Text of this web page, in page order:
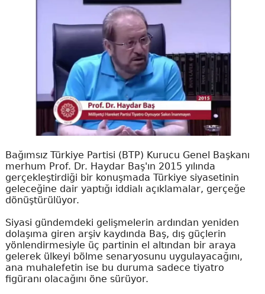
Bağımsız Türkiye Partisi (BTP) Kurucu Genel Başkanı
merhum Prof. Dr. Haydar Baş'ın 2015 yılında
gerçekleştirdiği bir konuşmada Türkiye siyasetinin
geleceğine dair yaptığı iddialı açıklamalar, gerçeğe
dönüştürülüyor.
Siyasi gündemdeki gelişmelerin ardından yeniden
dolaşıma giren arşiv kaydında Baş, dış güçlerin
yönlendirmesiyle üç partinin el altından bir araya
gelerek ülkeyi bölme senaryosunu uygulayacağını,
ana muhalefetin ise bu duruma sadece tiyatro
figüranı olacağını öne sürüyor.